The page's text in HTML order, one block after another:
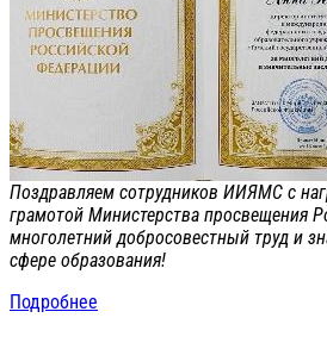
Поздравляем сотрудников ИИЯМС с
грамотой Министерства просвещения
многолетний добросовестный труд и
сфере образования!
Подробнее